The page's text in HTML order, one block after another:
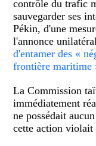
contrôle du trafic
sauvegarder ses
Pékin, d'une
l'annonce
d'entamer des «
frontière maritime
La Commission
immédiatement
ne possédait
cette action